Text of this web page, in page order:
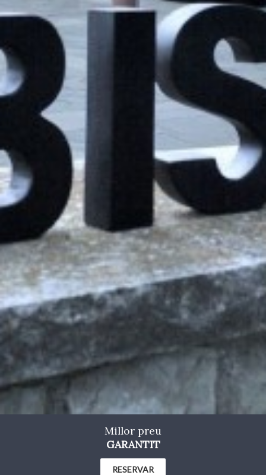
Millor preu
GARANTIT
RESERVAR
Marketing i publicitat
Aquestes cookies són utilitzades per emmagatzemar
informació sobre les preferències i les eleccions personals
de l'usuari a través de l'observació continuada dels seus
hàbits de navegació. Gràcies a elles, podem conèixer els
hàbits de navegació al lloc web i mostrar publicitat
relacionada amb el perfil de navegació de l'usuari.